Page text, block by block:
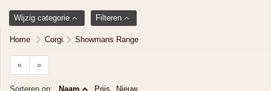
Wijzig categorie Filteren
Home Corgi Showmans Range
« »
Sorteren op: Naam Prijs Nieuw